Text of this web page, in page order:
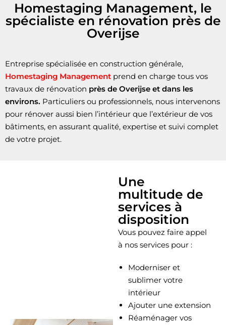
Homestaging Management, le
spécialiste en rénovation près de
Overijse
Entreprise spécialisée en construction générale,
Homestaging Management prend en charge tous vos
travaux de rénovation près de Overijse et dans les
environs. Particuliers ou professionnels, nous intervenons
pour rénover aussi bien l’intérieur que l’extérieur de vos
bâtiments, en assurant qualité, expertise et suivi complet
de votre projet.
Une
multitude de
services à
disposition
Vous pouvez faire appel
à nos services pour :
Moderniser et
sublimer votre
intérieur
Ajouter une extension
Réaménager vos